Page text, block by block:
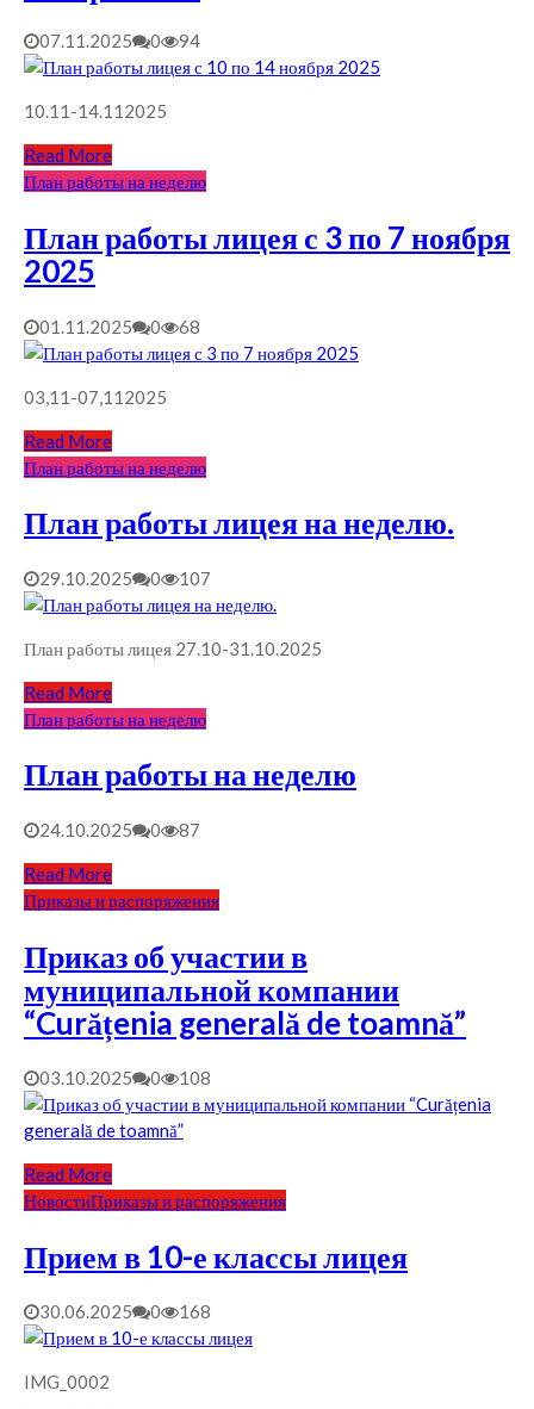
07.11.2025 0 94
10.11-14.112025
Read More
План работы на неделю
План работы лицея с 3 по 7 ноября
2025
01.11.2025 0 68
03,11-07,112025
Read More
План работы на неделю
План работы лицея на неделю.
29.10.2025 0 107
План работы лицея 27.10-31.10.2025
Read More
План работы на неделю
План работы на неделю
24.10.2025 0 87
Read More
Приказы и распоряжения
Приказ об участии в
муниципальной компании
“Curățenia generală de toamnă”
03.10.2025 0 108
Read More
НовостиПриказы и распоряжения
Прием в 10-е классы лицея
30.06.2025 0 168
IMG_0002